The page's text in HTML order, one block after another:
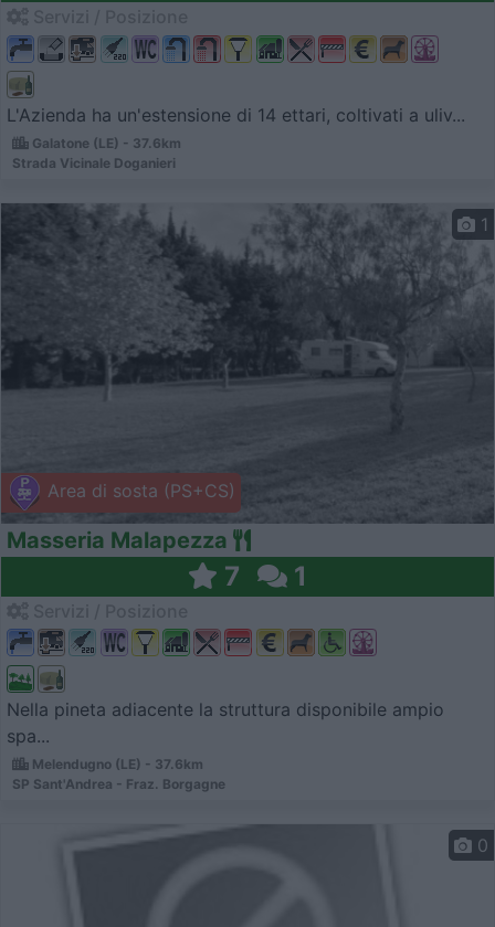
L'Azienda ha un'estensione di 14 ettari, coltivati a uliv...
Galatone (LE) - 37.6km
Strada Vicinale Doganieri
Area di sosta (PS+CS)
1
Masseria Malapezza
7 1
Nella pineta adiacente la struttura disponibile ampio
spa...
Melendugno (LE) - 37.6km
SP Sant'Andrea - Fraz. Borgagne
0